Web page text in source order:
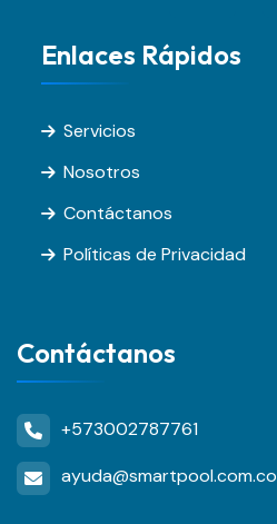
Enlaces Rápidos
Servicios
Nosotros
Contáctanos
Políticas de Privacidad
Contáctanos
+573002787761
ayuda@smartpool.com.co